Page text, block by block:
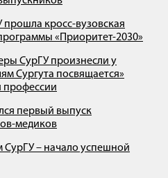
прошла кросс-вузовская
«Приоритет-2030»
СурГУ произнесли у
Сургута посвящается»
профессии
первый выпуск
медиков
СурГУ – начало успешной